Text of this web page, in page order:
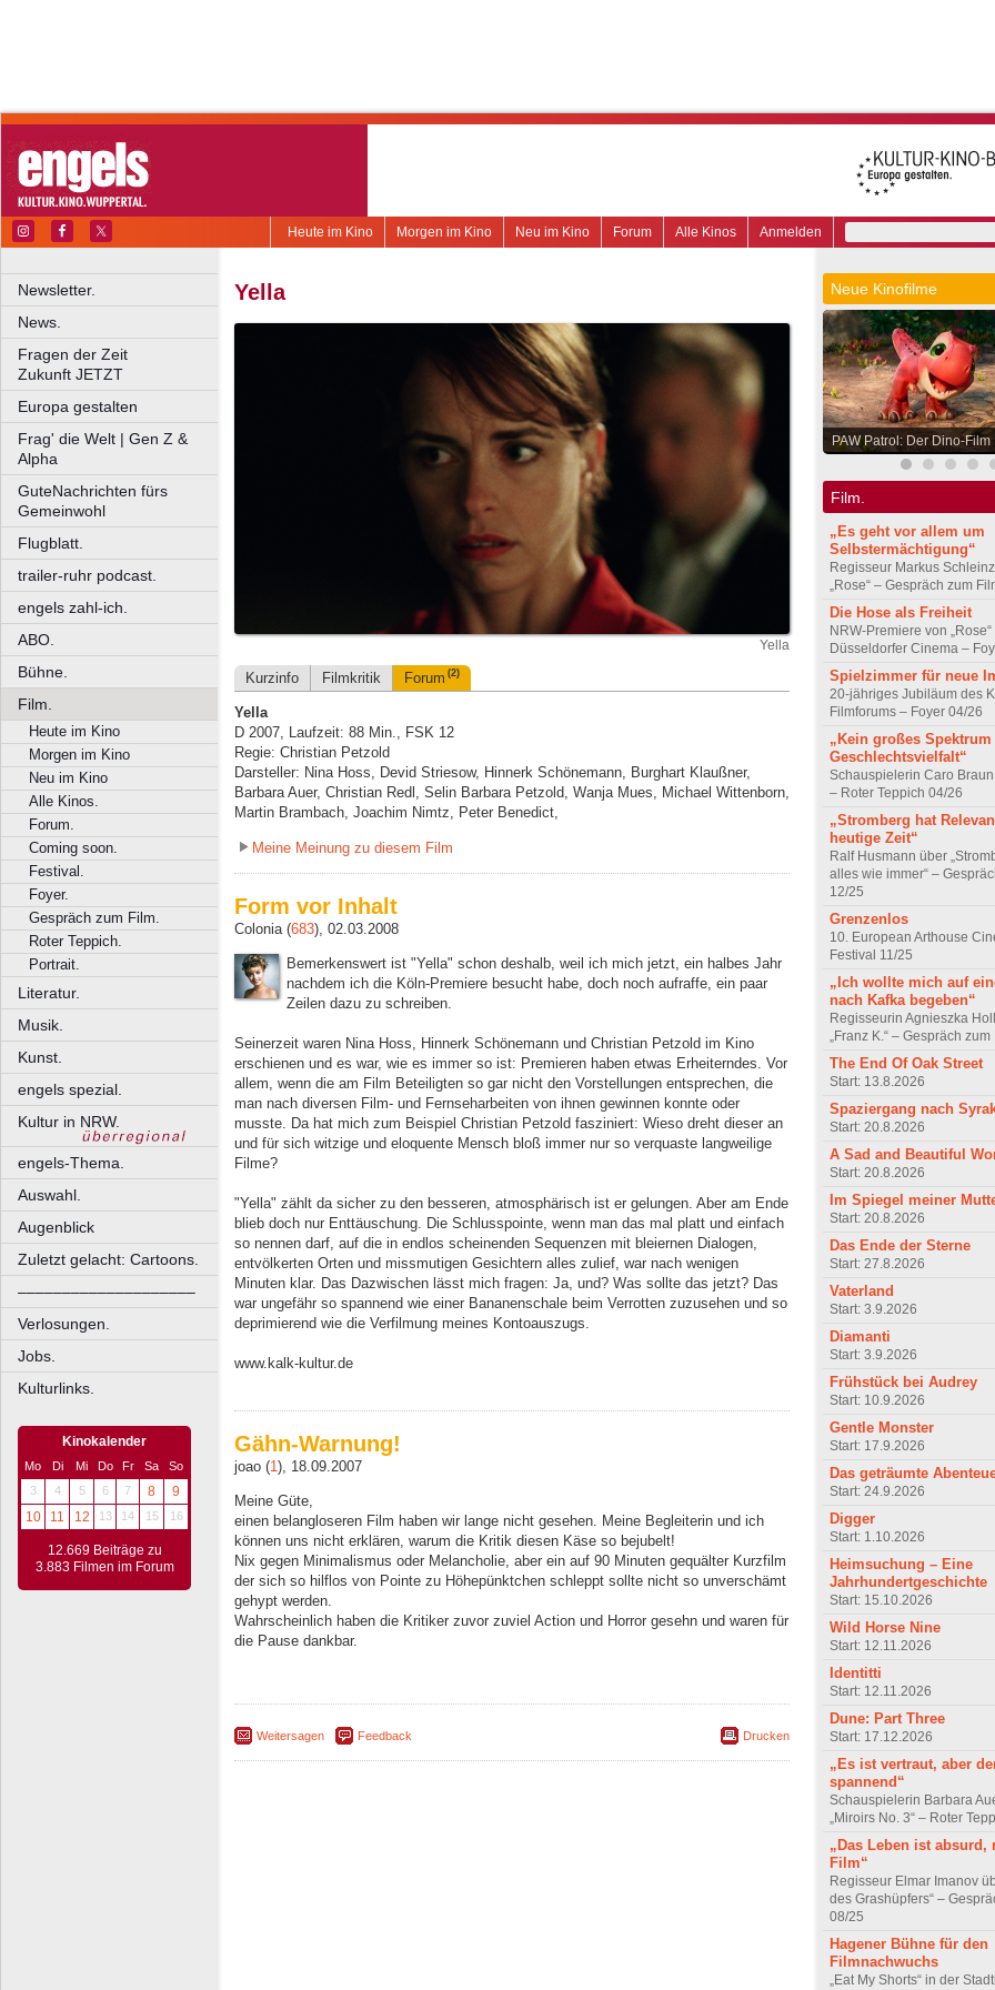
Anmelden
Alle Kinos
Forum
Neu im Kino
Morgen im Kino
Heute im Kino
Newsletter.
News.
Fragen der Zeit
Zukunft JETZT
Europa gestalten
Frag' die Welt | Gen Z &
Alpha
GuteNachrichten fürs
Gemeinwohl
Flugblatt.
trailer-ruhr podcast.
engels zahl-ich.
ABO.
Bühne.
Film.
Heute im Kino
Morgen im Kino
Neu im Kino
Alle Kinos.
Forum.
Coming soon.
Festival.
Foyer.
Gespräch zum Film.
Roter Teppich.
Portrait.
Literatur.
Musik.
Kunst.
engels spezial.
Kultur in NRW.
engels-Thema.
Auswahl.
Augenblick
Zuletzt gelacht: Cartoons.
––––––––––––––––––––
Verlosungen.
Jobs.
Kulturlinks.
Kinokalender
Mo Di Mi Do Fr Sa
So
3
4 5 6 7 8
9
10
11 12 13 14 15 16
12.669 Beiträge zu
3.883 Filmen im Forum
Yella
Yella
Kurzinfo Filmkritik Forum (2)
Yella
D 2007, Laufzeit: 88 Min., FSK 12
Regie: Christian Petzold
Darsteller: Nina Hoss, Devid Striesow, Hinnerk Schönemann, Burghart Klaußner,
Barbara Auer, Christian Redl, Selin Barbara Petzold, Wanja Mues, Michael Wittenborn,
Martin Brambach, Joachim Nimtz, Peter Benedict,
Meine Meinung zu diesem Film
Form vor Inhalt
Colonia (683), 02.03.2008
Bemerkenswert ist "Yella" schon deshalb, weil ich mich jetzt, ein halbes Jahr
nachdem ich die Köln-Premiere besucht habe, doch noch aufraffe, ein paar
Zeilen dazu zu schreiben.
Seinerzeit waren Nina Hoss, Hinnerk Schönemann und Christian Petzold im Kino
erschienen und es war, wie es immer so ist: Premieren haben etwas Erheiterndes. Vor
allem, wenn die am Film Beteiligten so gar nicht den Vorstellungen entsprechen, die
man nach diversen Film- und Fernseharbeiten von ihnen gewinnen konnte oder
musste. Da hat mich zum Beispiel Christian Petzold fasziniert: Wieso dreht dieser an
und für sich witzige und eloquente Mensch bloß immer nur so verquaste langweilige
Filme?
"Yella" zählt da sicher zu den besseren, atmosphärisch ist er gelungen. Aber am Ende
blieb doch nur Enttäuschung. Die Schlusspointe, wenn man das mal platt und einfach
so nennen darf, auf die in endlos scheinenden Sequenzen mit bleiernen Dialogen,
entvölkerten Orten und missmutigen Gesichtern alles zulief, war nach wenigen
Minuten klar. Das Dazwischen lässt mich fragen: Ja, und? Was sollte das jetzt? Das
war ungefähr so spannend wie einer Bananenschale beim Verrotten zuzusehen und so
deprimierend wie die Verfilmung meines Kontoauszugs.
www.kalk-kultur.de
Gähn-Warnung!
joao (1), 18.09.2007
Meine Güte,
einen belangloseren Film haben wir lange nicht gesehen. Meine Begleiterin und ich
können uns nicht erklären, warum die Kritik diesen Käse so bejubelt!
Nix gegen Minimalismus oder Melancholie, aber ein auf 90 Minuten gequälter Kurzfilm
der sich so hilflos von Pointe zu Höhepünktchen schleppt sollte nicht so unverschämt
gehypt werden.
Wahrscheinlich haben die Kritiker zuvor zuviel Action und Horror gesehn und waren für
die Pause dankbar.
Weitersagen Feedback Drucken
Neue Kinofilme
PAW Patrol: Der Dino-Film
Film.
„Es geht vor allem um
Selbstermächtigung“
Regisseur Markus
„Rose“ – Gespräch zum
Die Hose als Freiheit
NRW-Premiere von „Rose“
Düsseldorfer Cinema –
Spielzimmer für neue
20-jähriges Jubiläum des
Filmforums – Foyer 04/26
„Kein großes Spektrum
Geschlechtsvielfalt“
Schauspielerin Caro Braun
– Roter Teppich 04/26
„Stromberg hat
heutige Zeit“
Ralf Husmann über
alles wie immer“ –
12/25
Grenzenlos
10. European Arthouse
Festival 11/25
„Ich wollte mich auf
nach Kafka begeben“
Regisseurin Agnieszka
„Franz K.“ – Gespräch
The End Of Oak Street
Start: 13.8.2026
Spaziergang nach
Start: 20.8.2026
A Sad and Beautiful
Start: 20.8.2026
Im Spiegel meiner
Start: 20.8.2026
Das Ende der Sterne
Start: 27.8.2026
Vaterland
Start: 3.9.2026
Diamanti
Start: 3.9.2026
Frühstück bei Audrey
Start: 10.9.2026
Gentle Monster
Start: 17.9.2026
Das geträumte
Start: 24.9.2026
Digger
Start: 1.10.2026
Heimsuchung – Eine
Jahrhundertgeschichte
Start: 15.10.2026
Wild Horse Nine
Start: 12.11.2026
Identitti
Start: 12.11.2026
Dune: Part Three
Start: 17.12.2026
„Es ist vertraut, aber
spannend“
Schauspielerin Barbara
„Miroirs No. 3“ – Roter
„Das Leben ist absurd,
Film“
Regisseur Elmar Imanov
des Grashüpfers“ –
08/25
Hagener Bühne für den
Filmnachwuchs
„Eat My Shorts“ in der